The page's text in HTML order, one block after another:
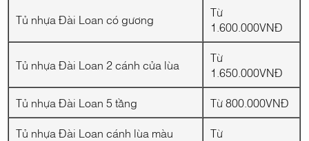
Tủ nhựa Đài Loan có gương
Từ
1.600.000VNĐ
Tủ nhựa Đài Loan 2 cánh cửa lùa
Từ
1.650.000VNĐ
Tủ nhựa Đài Loan 5 tầng
Từ 800.000VNĐ
Tủ nhựa Đài Loan cánh lùa màu
Từ